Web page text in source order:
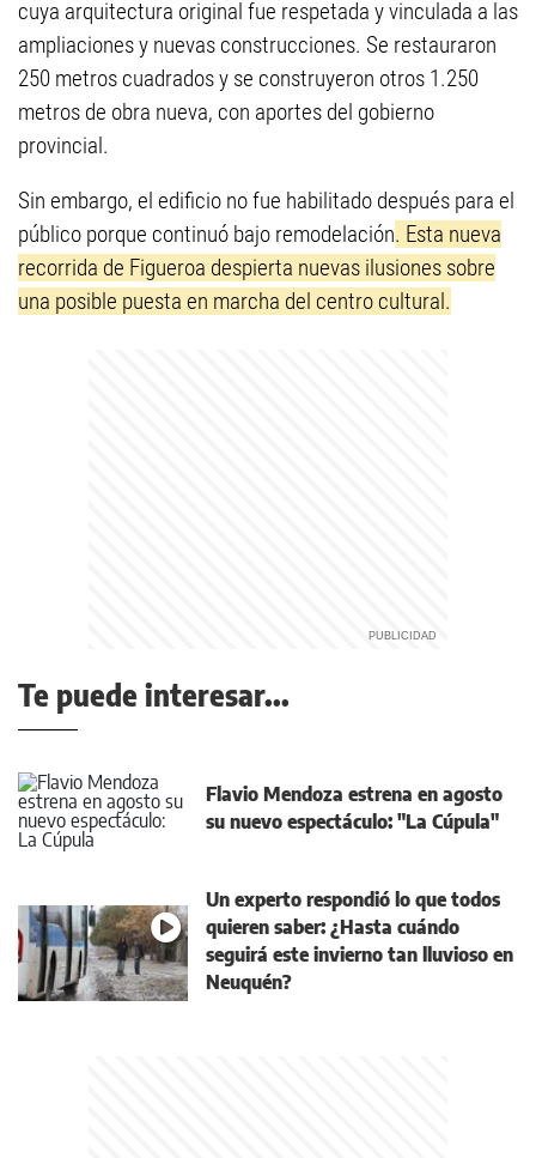
cuya arquitectura original fue respetada y vinculada a las
ampliaciones y nuevas construcciones. Se restauraron
250 metros cuadrados y se construyeron otros 1.250
metros de obra nueva, con aportes del gobierno
provincial.
Sin embargo, el edificio no fue habilitado después para el
público porque continuó bajo remodelación. Esta nueva
recorrida de Figueroa despierta nuevas ilusiones sobre
una posible puesta en marcha del centro cultural.
Te puede interesar...
Flavio Mendoza estrena en agosto
su nuevo espectáculo: "La Cúpula"
Un experto respondió lo que todos
quieren saber: ¿Hasta cuándo
seguirá este invierno tan lluvioso en
Neuquén?